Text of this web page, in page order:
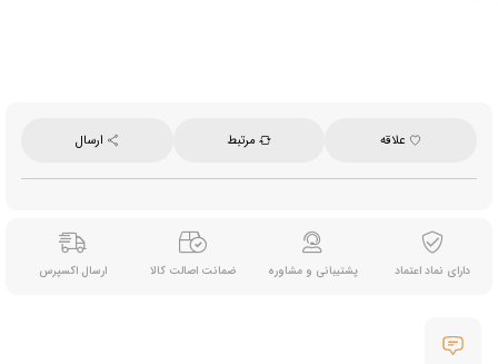
صورت سری در محل خود گیر می‌کند.
علاقه مرتبط ارسال
دارای نماد اعتماد پشتیبانی و مشاوره ضمانت اصالت کالا ارسال اکسپرس